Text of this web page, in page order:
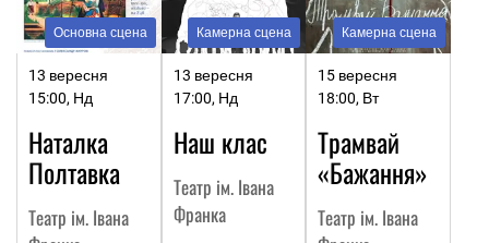
Основна сцена
13 вересня
15:00, Нд
Наталка
Полтавка
Театр ім. Івана
Камерна сцена
13 вересня
17:00, Нд
Наш клас
Театр ім. Івана
Франка
Камерна сцена
15 вересня
18:00, Вт
Трамвай
«Бажання»
Театр ім. Івана